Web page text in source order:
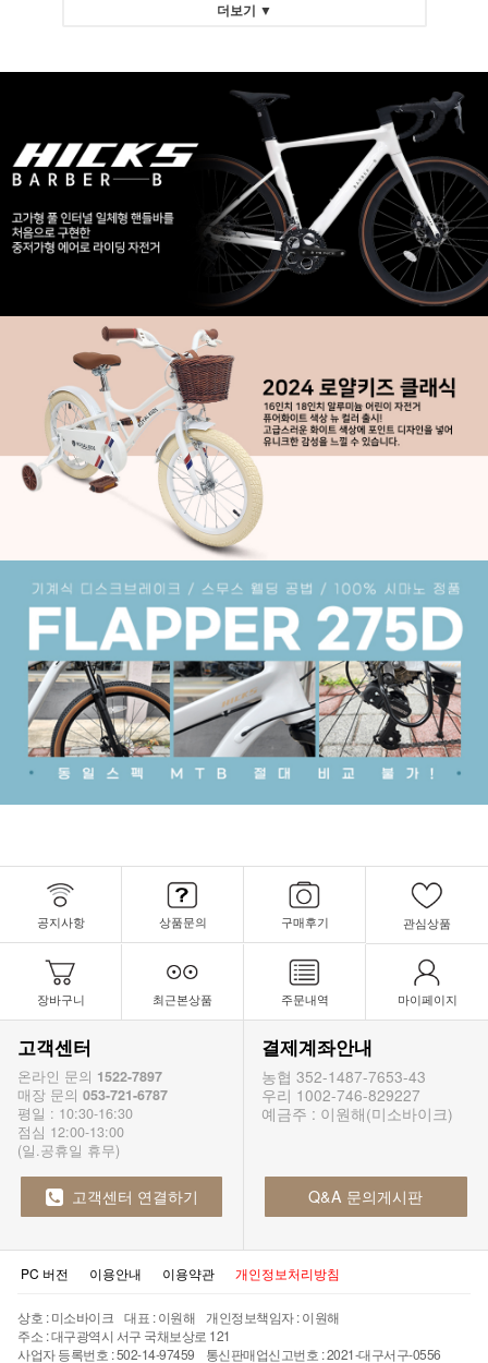
더보기 ▼
공지사항 상품문의 구매후기 관심상품
장바구니 최근본상품 주문내역 마이페이지
고객센터
온라인 문의 1522-7897
매장 문의 053-721-6787
평일 : 10:30-16:30
점심 12:00-13:00
(일.공휴일 휴무)
결제계좌안내
농협 352-1487-7653-43
우리 1002-746-829227
예금주 : 이원해(미소바이크)
고객센터 연결하기 Q&A 문의게시판
PC 버전 이용안내 이용약관 개인정보처리방침
상호 : 미소바이크 대표 : 이원해 개인정보책임자 : 이원해
주소 : 대구광역시 서구 국채보상로 121
사업자 등록번호 : 502-14-97459 통신판매업신고번호 : 2021-대구서구-0556